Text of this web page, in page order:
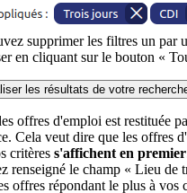
supprimer les filtres un par
en cliquant sur le bouton «
les résultats de votre
offres d'emploi est restituée
Cela veut dire que les offres
critères s'affichent en premier
renseigné le champ « Lieu de
offres répondant le plus à vos